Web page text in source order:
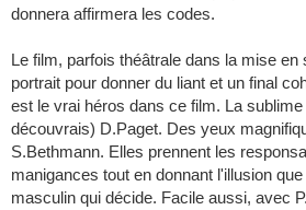
donnera affirmera les codes.
Le film, parfois théâtrale dans la mise en
portrait pour donner du liant et un final
est le vrai héros dans ce film. La
découvrais) D.Paget. Des yeux
S.Bethmann. Elles prennent les
manigances tout en donnant l'illusion
masculin qui décide. Facile aussi, avec